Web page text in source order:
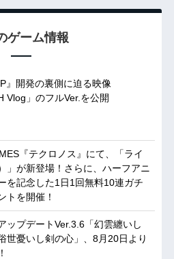
ゲーム情報
P』開発の裏側に迫る映像
Vlog」のフルVer.を公開
『テクロノス』にて、「ライ
」が新登場！さらに、ハーフアニ
を記念した1日1回無料10連ガチ
トを開催！
ップデートVer.3.6「幻雲纏いし
世憂いし剣の心」、8月20日より